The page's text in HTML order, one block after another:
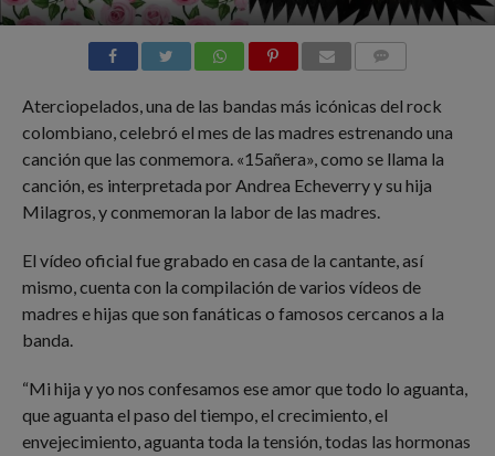
Aterciopelados, una de las bandas más icónicas del rock
colombiano, celebró el mes de las madres estrenando una
canción que las conmemora. «15añera», como se llama la
canción, es interpretada por Andrea Echeverry y su hija
Milagros, y conmemoran la labor de las madres.
El vídeo oficial fue grabado en casa de la cantante, así
mismo, cuenta con la compilación de varios vídeos de
madres e hijas que son fanáticas o famosos cercanos a la
banda.
“Mi hija y yo nos confesamos ese amor que todo lo aguanta,
que aguanta el paso del tiempo, el crecimiento, el
envejecimiento, aguanta toda la tensión, todas las hormonas